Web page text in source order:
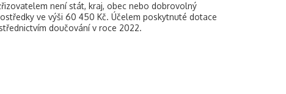
není stát, kraj, obec nebo dobrovolný
ve výši 60 450 Kč. Účelem poskytnuté dotace
doučování v roce 2022.